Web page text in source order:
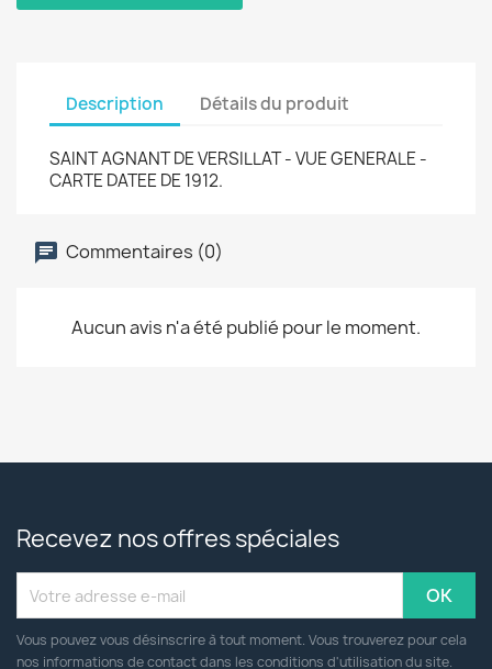
Description Détails du produit
SAINT AGNANT DE VERSILLAT - VUE GENERALE -
CARTE DATEE DE 1912.
Commentaires (0)
Aucun avis n'a été publié pour le moment.
Recevez nos offres spéciales
Vous pouvez vous désinscrire à tout moment. Vous trouverez pour cela
nos informations de contact dans les conditions d'utilisation du site.